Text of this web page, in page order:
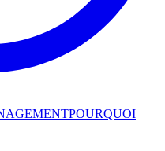
POURQUOI